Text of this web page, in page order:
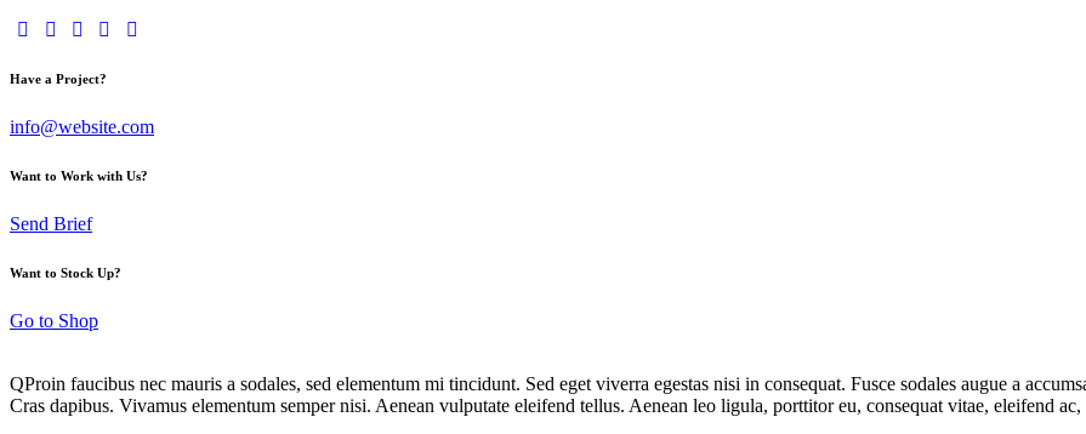
Have a Project?
info@website.com
Want to Work with Us?
Send Brief
Want to Stock Up?
Go to Shop
QProin faucibus nec mauris a sodales, sed elementum mi tincidunt. Sed eget viverra egestas nisi in consequat. Fusce sodales augue a
Cras dapibus. Vivamus elementum semper nisi. Aenean vulputate eleifend tellus. Aenean leo ligula, porttitor eu, consequat vitae, eleifend ac,